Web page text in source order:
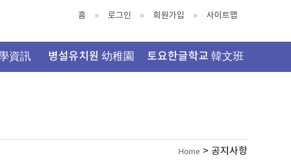
홈 로그인 회원가입 사이트맵
資訊 병설유치원 幼稚園 토요한글학교 韓文班
Home > 공지사항